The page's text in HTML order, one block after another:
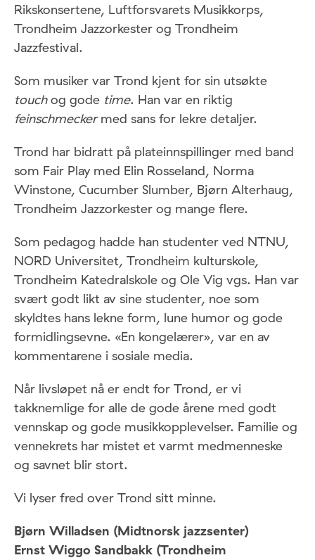
Rikskonsertene, Luftforsvarets Musikkorps,
Trondheim Jazzorkester og Trondheim
Jazzfestival.
Som musiker var Trond kjent for sin utsøkte
touchog gode time. Han var en riktig
feinschmeckermed sans for lekre detaljer.
Trond har bidratt på plateinnspillinger med band
som Fair Play med Elin Rosseland, Norma
Winstone, Cucumber Slumber, Bjørn Alterhaug,
Trondheim Jazzorkester og mange flere.
Som pedagog hadde han studenter ved NTNU,
NORD Universitet, Trondheim kulturskole,
Trondheim Katedralskole og Ole Vig vgs. Han var
svært godt likt av sine studenter, noe som
skyldtes hans lekne form, lune humor og gode
formidlingsevne. «En kongelærer», var en av
kommentarene i sosiale media.
Når livsløpet nå er endt for Trond, er vi
takknemlige for alle de gode årene med godt
vennskap og gode musikkopplevelser. Familie og
vennekrets har mistet et varmt medmenneske
og savnet blir stort.
Vi lyser fred over Trond sitt minne.
Bjørn Willadsen (Midtnorsk jazzsenter)
Ernst Wiggo Sandbakk (Trondheim